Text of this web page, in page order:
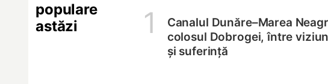
populare
astăzi
1
Canalul Dunăre–Marea
colosul Dobrogei, între
și suferință